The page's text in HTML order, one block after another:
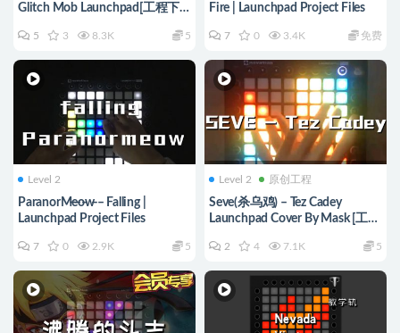
Glitch Mob Launchpad[工程下
5 3 8.3K 5
Fire | Launchpad Project Files
7 0 3.4K 免费
Level 2
ParanorM̶e̶o̶w̶ – Falling |
Launchpad Project Files
7 0 2.9K 5
Level 2 原创工程
Seve(杀乌鸡) – Tez Cadey
Launchpad Cover By Mask [工程
2 4 7.1K 5